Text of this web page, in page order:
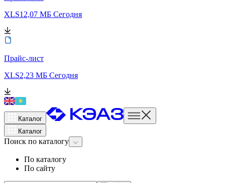
XLS12,07 МБ Сегодня
Прайс-лист
XLS2,23 МБ Сегодня
Каталог
Каталог
Поиск по каталогу
По каталогу
По сайту